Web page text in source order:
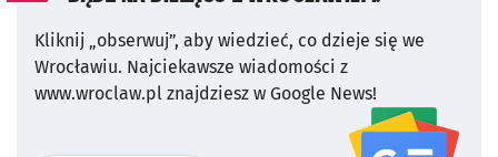
Kliknij „obserwuj”, aby wiedzieć, co dzieje się we
Wrocławiu. Najciekawsze wiadomości z
www.wroclaw.pl znajdziesz w Google News!